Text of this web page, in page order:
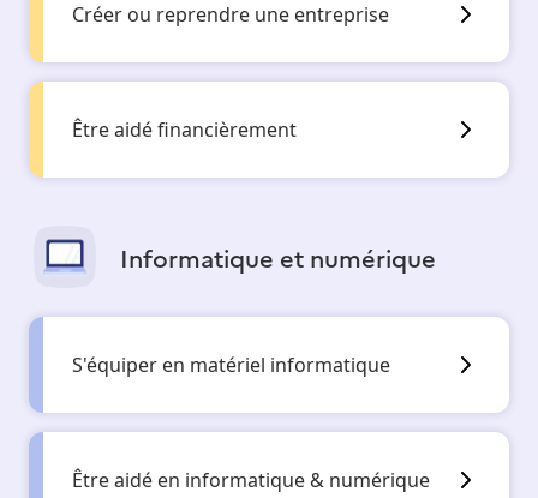
Créer ou reprendre une entreprise
Être aidé financièrement
Informatique et numérique
S'équiper en matériel informatique
Être aidé en informatique & numérique